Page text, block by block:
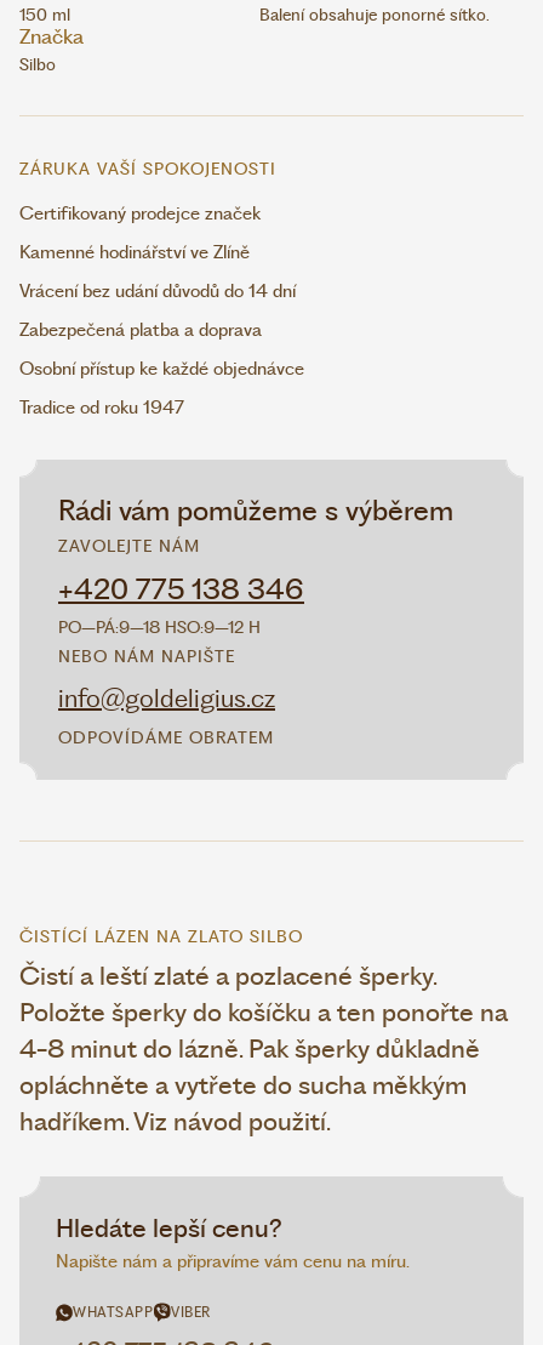
Rádi vám pomůžeme s výběrem
ZAVOLEJTE NÁM
+420 775 138 346
PO–PÁ:9–18 HSO:9–12 H
NEBO NÁM NAPIŠTE
info@goldeligius.cz
ODPOVÍDÁME OBRATEM
150 ml Balení obsahuje ponorné sítko.
Značka
Silbo
ZÁRUKA VAŠÍ SPOKOJENOSTI
Certifikovaný prodejce značek
Kamenné hodinářství ve Zlíně
Vrácení bez udání důvodů do 14 dní
Zabezpečená platba a doprava
Osobní přístup ke každé objednávce
Tradice od roku 1947
ČISTÍCÍ LÁZEN NA ZLATO SILBO
Čistí a leští zlaté a pozlacené šperky.
Položte šperky do košíčku a ten ponořte na
4-8 minut do lázně. Pak šperky důkladně
opláchněte a vytřete do sucha měkkým
hadříkem. Viz návod použití.
Hledáte lepší cenu?
Napište nám a připravíme vám cenu na míru.
WHATSAPP VIBER